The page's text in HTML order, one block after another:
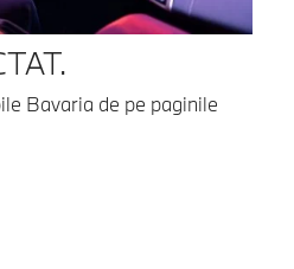
Bavaria de pe paginile